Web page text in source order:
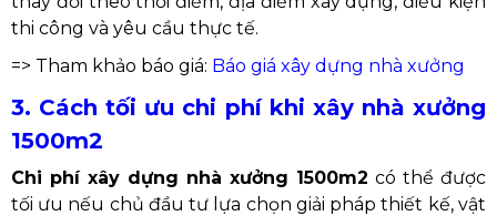
thi công và yêu cầu thực tế.
=> Tham khảo báo giá: Báo giá xây dựng nhà xưởng
3. Cách tối ưu chi phí khi xây nhà xưởng
1500m2
Chi phí xây dựng nhà xưởng 1500m2 có thể được
tối ưu nếu chủ đầu tư lựa chọn giải pháp thiết kế, vật